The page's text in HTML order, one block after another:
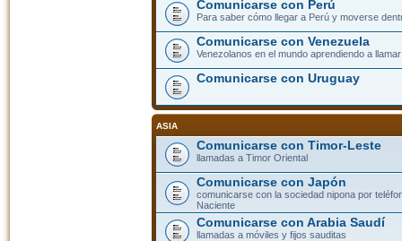
Comunicarse con Perú
Para saber cómo llegar a Perú y moverse
Comunicarse con Venezuela
Venezolanos en el mundo aprendiendo a
Comunicarse con Uruguay
ASIA
Comunicarse con Timor-Leste
llamadas a Timor Oriental
Comunicarse con Japón
comunicarse con la sociedad nipona por
Naciente
Comunicarse con Arabia Saudí
llamadas a móviles y fijos sauditas